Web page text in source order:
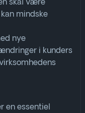
skal være
mindske
nye
i kunders
en essentiel